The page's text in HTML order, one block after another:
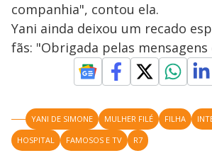
companhia", contou ela.
Yani ainda deixou um recado
fãs: "Obrigada pelas mensagens
YANI DE SIMONE MULHER FILÉ FILHA
HOSPITAL
FAMOSOS E TV R7